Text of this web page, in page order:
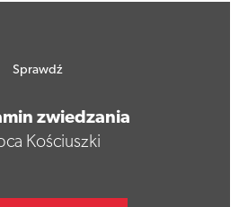
Sprawdź
zwiedzania
Kościuszki